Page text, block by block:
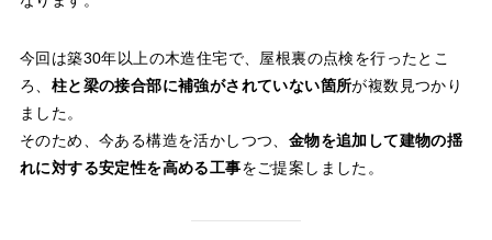
今回は築30年以上の木造住宅で、屋根裏の点検を行ったとこ
ろ、 柱と梁の接合部に補強がされていない箇所が複数見つかり
ました。
そのため、今ある構造を活かしつつ、 金物を追加して建物の揺
れに対する安定性を高める工事をご提案しました。